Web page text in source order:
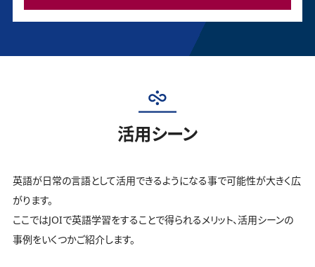
活用シーン
英語が日常の言語として活用できるようになる事で可能性が大きく広
がります。
ここではJOIで英語学習をすることで得られるメリット、活用シーンの
事例をいくつかご紹介します。